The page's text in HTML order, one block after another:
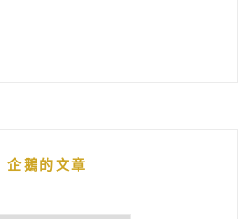
企鵝的文章